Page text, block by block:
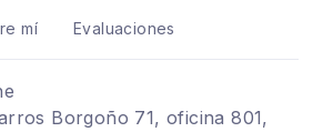
mí Evaluaciones
Borgoño 71, oficina 801,